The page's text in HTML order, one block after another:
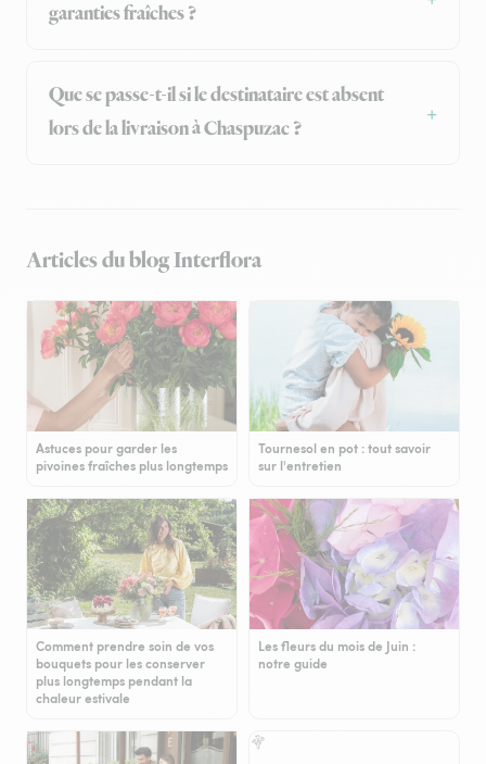
garanties fraîches ?
Que se passe-t-il si le destinataire est absent
lors de la livraison à Chaspuzac ?
Articles du blog Interflora
Astuces pour garder les
pivoines fraîches plus longtemps
Tournesol en pot : tout savoir
sur l'entretien
Comment prendre soin de vos
bouquets pour les conserver
plus longtemps pendant la
chaleur estivale
Les fleurs du mois de Juin :
notre guide